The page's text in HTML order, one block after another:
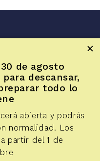
compra
de agosto
descansar,
todo lo
abierta y podrás
normalidad. Los
partir del 1 de